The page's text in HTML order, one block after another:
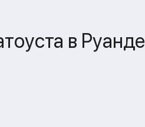
в Руанде